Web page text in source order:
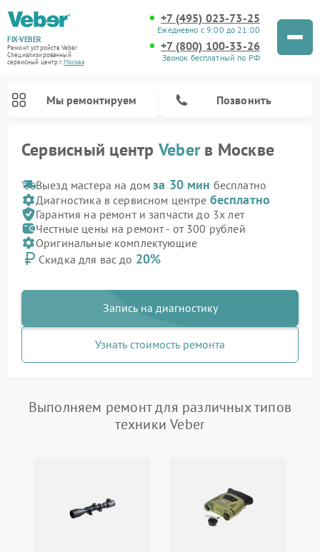
FIX-VEBER
Ремонт устройств Veber
Специализированный
cервисный центр г.Москва
+7 (495) 023-73-25
Ежедневно с 9:00 до 21:00
+7 (800) 100-33-26
Звонок бесплатный по РФ
Мы ремонтируем Позвонить
Сервисный центр Veberв Москве
Выезд мастера на домза 30 мин бесплатно
Диагностика в сервисном центре бесплатно
Гарантия на ремонт и запчасти до 3х лет
Честные цены на ремонт - от 300 рублей
Оригинальные комплектующие
Скидка для вас до 20%
Запись на диагностику
Узнать стоимость ремонта
Выполняем ремонт для различных типов
техники Veber